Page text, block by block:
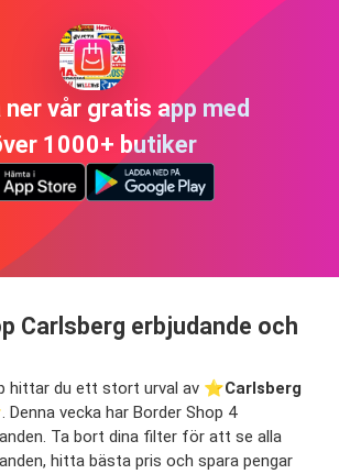
ner vår gratis app med
1000+ butiker
Carlsberg erbjudande och
hittar du ett stort urval av ⭐️Carlsberg
Denna vecka har Border Shop 4
Ta bort dina filter för att se alla
hitta bästa pris och spara pengar